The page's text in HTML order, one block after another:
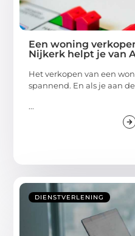
Een woning
Nijkerk helpt je van
Het verkopen van een
spannend. En als je aan
...
DIENSTVERLENING